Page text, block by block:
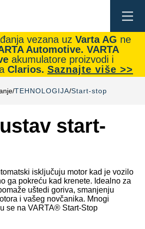
vezana uz Varta AG ne
Automotive. VARTA
akumulatore proizvodi i
Clarios. Saznajte više >>
TEHNOLOGIJA Start-stop
start-
isključuju motor kad je vozilo
ga pokreću kad krenete. Idealno za
uštedi goriva, smanjenju
i vašeg novčanika. Mnogi
se na VARTA® Start-Stop